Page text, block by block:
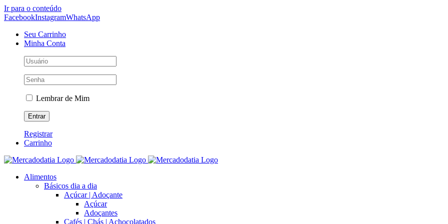
Ir para o conteúdo
FacebookInstagramWhatsApp
Seu Carrinho
Minha Conta
Lembrar de Mim
Registrar
Carrinho
Alimentos
Básicos dia a dia
Açúcar | Adoçante
Açúcar
Adoçantes
Cafés | Chás | Achocolatados